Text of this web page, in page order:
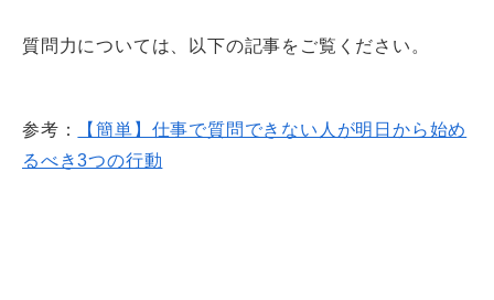
質問力については、以下の記事をご覧ください。
参考：
【簡単】仕事で質問できない人が明日から始め
るべき3つの行動